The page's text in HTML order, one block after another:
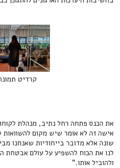
קרדיט
אישה זה לא אומר שיש מקום להשוואות
שונה אלא מדובר בייחודיות שאנחנו
לנו את הכוח להשפיע על עולם אבטחת
ולהוביל אותו."